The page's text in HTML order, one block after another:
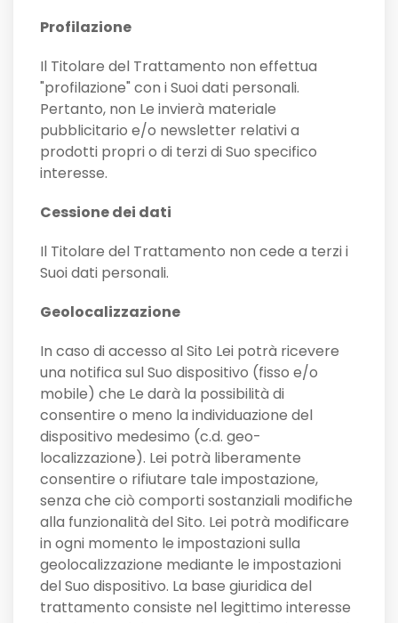
Profilazione
Il Titolare del Trattamento non effettua
"profilazione" con i Suoi dati personali.
Pertanto, non Le invierà materiale
pubblicitario e/o newsletter relativi a
prodotti propri o di terzi di Suo specifico
interesse.
Cessione dei dati
Il Titolare del Trattamento non cede a terzi i
Suoi dati personali.
Geolocalizzazione
In caso di accesso al Sito Lei potrà ricevere
una notifica sul Suo dispositivo (fisso e/o
mobile) che Le darà la possibilità di
consentire o meno la individuazione del
dispositivo medesimo (c.d. geo-
localizzazione). Lei potrà liberamente
consentire o rifiutare tale impostazione,
senza che ciò comporti sostanziali modifiche
alla funzionalità del Sito. Lei potrà modificare
in ogni momento le impostazioni sulla
geolocalizzazione mediante le impostazioni
del Suo dispositivo. La base giuridica del
trattamento consiste nel legittimo interesse